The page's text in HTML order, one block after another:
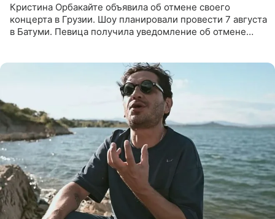
Кристина Орбакайте объявила об отмене своего
концерта в Грузии. Шоу планировали провести 7 августа
в Батуми. Певица получила уведомление об отмене